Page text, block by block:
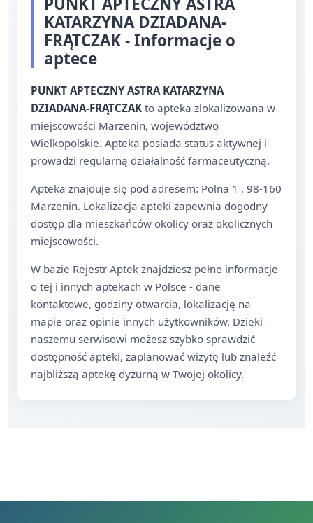
KATARZYNA DZIADANA-
FRĄTCZAK - Informacje o
aptece
PUNKT APTECZNY ASTRA KATARZYNA
DZIADANA-FRĄTCZAK to apteka zlokalizowana w
miejscowości Marzenin, województwo
Wielkopolskie. Apteka posiada status aktywnej i
prowadzi regularną działalność farmaceutyczną.
Apteka znajduje się pod adresem: Polna 1 , 98-160
Marzenin. Lokalizacja apteki zapewnia dogodny
dostęp dla mieszkańców okolicy oraz okolicznych
miejscowości.
W bazie Rejestr Aptek znajdziesz pełne informacje
o tej i innych aptekach w Polsce - dane
kontaktowe, godziny otwarcia, lokalizację na
mapie oraz opinie innych użytkowników. Dzięki
naszemu serwisowi możesz szybko sprawdzić
dostępność apteki, zaplanować wizytę lub znaleźć
najbliższą aptekę dyżurną w Twojej okolicy.